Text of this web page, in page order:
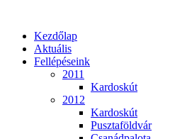
Kezdőlap
Aktuális
Fellépéseink
2011
Kardoskút
2012
Kardoskút
Pusztaföldvár